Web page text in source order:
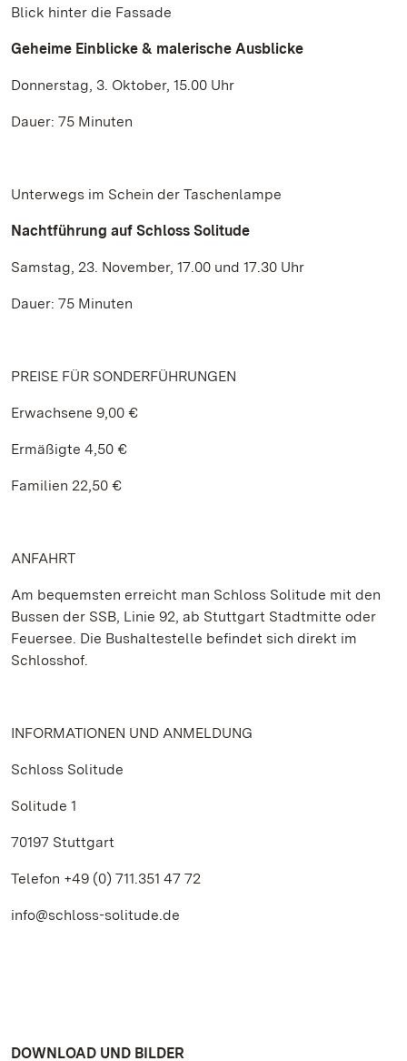
Blick hinter die Fassade
Geheime Einblicke & malerische Ausblicke
Donnerstag, 3. Oktober, 15.00 Uhr
Dauer: 75 Minuten
Unterwegs im Schein der Taschenlampe
Nachtführung auf Schloss Solitude
Samstag, 23. November, 17.00 und 17.30 Uhr
Dauer: 75 Minuten
PREISE FÜR SONDERFÜHRUNGEN
Erwachsene 9,00 €
Ermäßigte 4,50 €
Familien 22,50 €
ANFAHRT
Am bequemsten erreicht man Schloss Solitude mit den
Bussen der SSB, Linie 92, ab Stuttgart Stadtmitte oder
Feuersee. Die Bushaltestelle befindet sich direkt im
Schlosshof.
INFORMATIONEN UND ANMELDUNG
Schloss Solitude
Solitude 1
70197 Stuttgart
Telefon +49 (0) 711.351 47 72
info@schloss-solitude.de
DOWNLOAD UND BILDER